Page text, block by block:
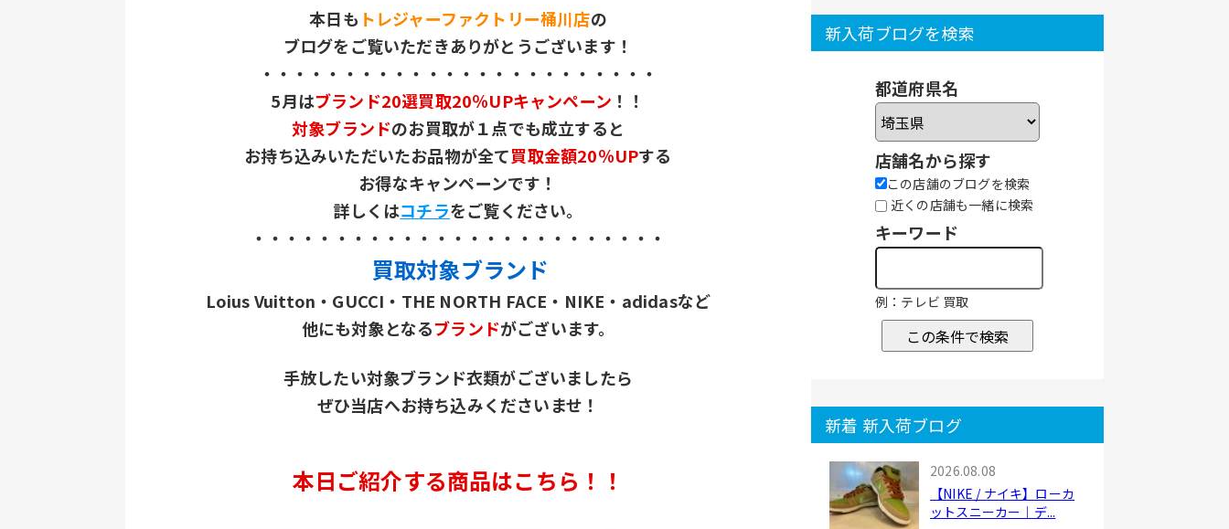
本日も トレジャーファクトリー桶川店の
ブログをご覧いただきありがとうございます！
・・・・・・・・・・・・・・・・・・・・・・・・
5月はブランド20選買取20％UPキャンペーン ！！
対象ブランドのお買取が１点でも成立すると
お持ち込みいただいたお品物が全て買取金額20％UPする
お得なキャンペーンです！
詳しくはコチラをご覧ください。
・・・・・・・・・・・・・・・・・・・・・・・・・
買取対象ブランド
Loius Vuitton・GUCCI・THE NORTH FACE・NIKE・adidasなど
他にも対象となるブランドがございます。
手放したい対象ブランド衣類がございましたら
ぜひ当店へお持ち込みくださいませ！
本日ご紹介する商品はこちら！！
新入荷ブログを検索
都道府県名
店舗名から探す
この店舗のブログを検索
近くの店舗も一緒に検索
キーワード
例：テレビ 買取
この条件で検索
新着 新入荷ブログ
2026.08.08
【NIKE / ナイキ】ローカ
ットスニーカー｜デ...